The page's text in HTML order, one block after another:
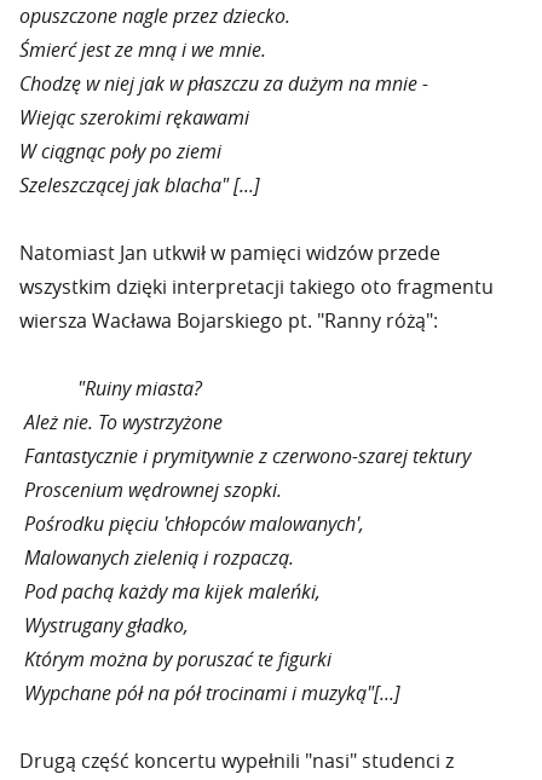
opuszczone nagle przez dziecko.
Śmierć jest ze mną i we mnie.
Chodzę w niej jak w płaszczu za dużym na mnie -
Wiejąc szerokimi rękawami
W ciągnąc poły po ziemi
Szeleszczącej jak blacha" [...]
Natomiast Jan utkwił w pamięci widzów przede
wszystkim dzięki interpretacji takiego oto fragmentu
wiersza Wacława Bojarskiego pt. "Ranny różą":
"Ruiny miasta?
Ależ nie. To wystrzyżone
Fantastycznie i prymitywnie z czerwono-szarej tektury
Proscenium wędrownej szopki.
Pośrodku pięciu 'chłopców malowanych',
Malowanych zielenią i rozpaczą.
Pod pachą każdy ma kijek maleńki,
Wystrugany gładko,
Którym można by poruszać te figurki
Wypchane pół na pół trocinami i muzyką"[...]
Drugą część koncertu wypełnili "nasi" studenci z